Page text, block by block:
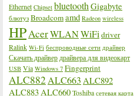
Ethernet Chipset bluetooth Gigabyte
блютуз Broadcomamd Radeon wireless
HPAcerWLANWiFi driver
Ralink Wi-Fi беспроводные сети драйвер
Скачать драйвер драйвера для видеокарт
USB Via Windows 7 Fingerprint
ALC882 ALC663 ALC892
ALC883ALC660Toshiba сетевая карта